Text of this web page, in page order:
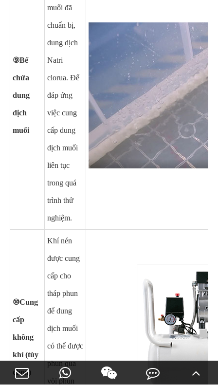
⑨Bể
chứa
dung
dịch
muối
muối đã
chuẩn bị,
dung dịch
Natri
clorua. Để
đáp ứng
việc cung
cấp dung
dịch muối
liên tục
trong quá
trình thử
nghiệm.
⑩Cung
cấp
không
khí (tùy
chọn)
Khí nén
được cung
cấp cho
tháp phun
để dung
dịch muối
có thể được
phun qua
vòi phun